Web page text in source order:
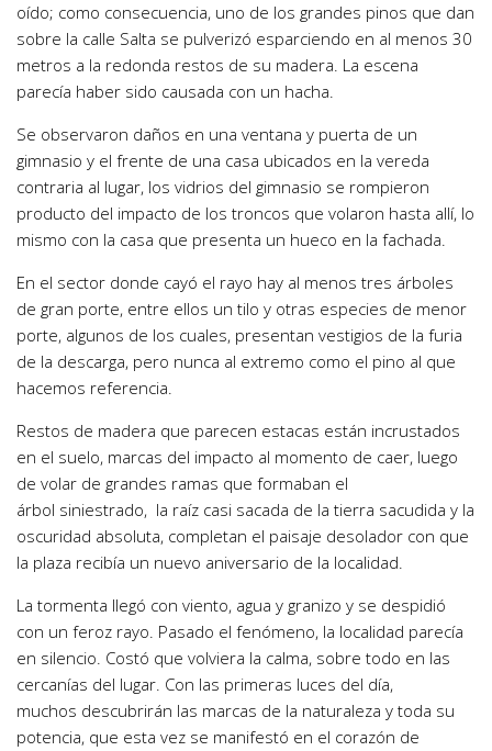
oído; como consecuencia, uno de los grandes pinos que dan
sobre la calle Salta se pulverizó esparciendo en al menos 30
metros a la redonda restos de su madera. La escena
parecía haber sido causada con un hacha.
Se observaron daños en una ventana y puerta de un
gimnasio y el frente de una casa ubicados en la vereda
contraria al lugar, los vidrios del gimnasio se rompieron
producto del impacto de los troncos que volaron hasta allí, lo
mismo con la casa que presenta un hueco en la fachada.
En el sector donde cayó el rayo hay al menos tres árboles
de gran porte, entre ellos un tilo y otras especies de menor
porte, algunos de los cuales, presentan vestigios de la furia
de la descarga, pero nunca al extremo como el pino al que
hacemos referencia.
Restos de madera que parecen estacas están incrustados
en el suelo, marcas del impacto al momento de caer, luego
de volar de grandes ramas que formaban el
árbol siniestrado, la raíz casi sacada de la tierra sacudida y la
oscuridad absoluta, completan el paisaje desolador con que
la plaza recibía un nuevo aniversario de la localidad.
La tormenta llegó con viento, agua y granizo y se despidió
con un feroz rayo. Pasado el fenómeno, la localidad parecía
en silencio. Costó que volviera la calma, sobre todo en las
cercanías del lugar. Con las primeras luces del día,
muchos descubrirán las marcas de la naturaleza y toda su
potencia, que esta vez se manifestó en el corazón de